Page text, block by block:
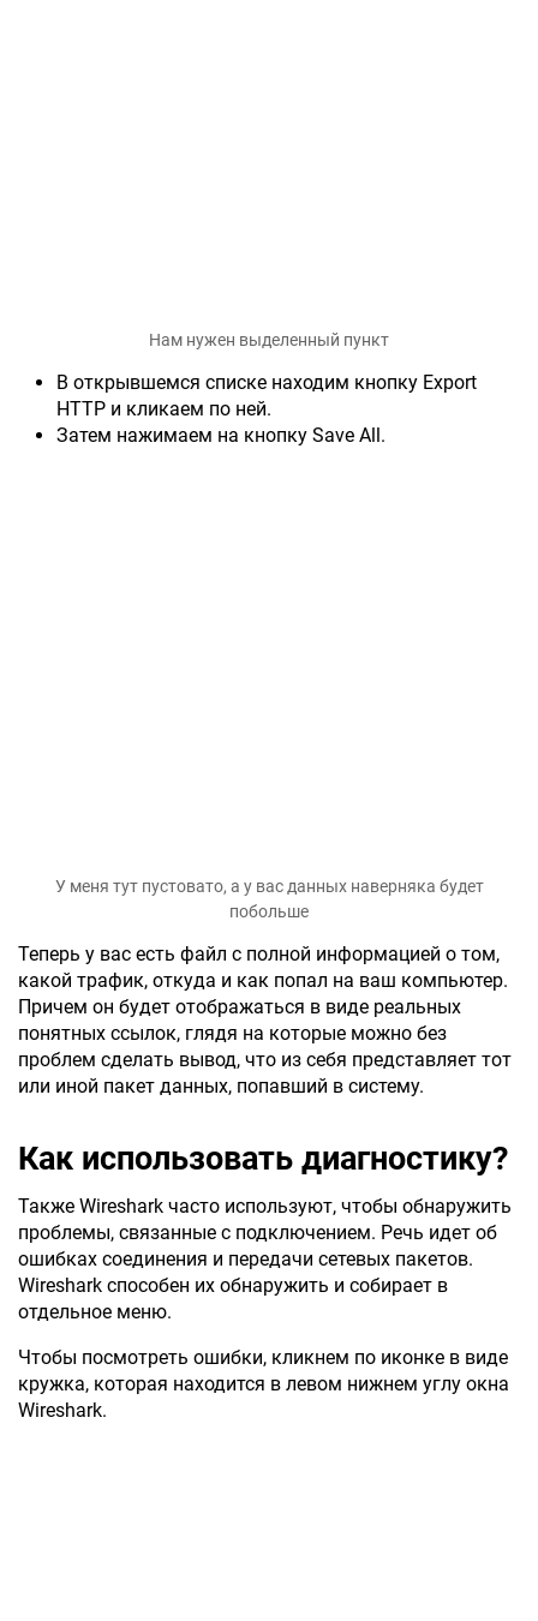
Нам нужен выделенный пункт
В открывшемся списке находим кнопку Export
HTTP и кликаем по ней.
Затем нажимаем на кнопку Save All.
У меня тут пустовато, а у вас данных наверняка будет
побольше
Теперь у вас есть файл с полной информацией о том,
какой трафик, откуда и как попал на ваш компьютер.
Причем он будет отображаться в виде реальных
понятных ссылок, глядя на которые можно без
проблем сделать вывод, что из себя представляет тот
или иной пакет данных, попавший в систему.
Как использовать диагностику?
Также Wireshark часто используют, чтобы обнаружить
проблемы, связанные с подключением. Речь идет об
ошибках соединения и передачи сетевых пакетов.
Wireshark способен их обнаружить и собирает в
отдельное меню.
Чтобы посмотреть ошибки, кликнем по иконке в виде
кружка, которая находится в левом нижнем углу окна
Wireshark.